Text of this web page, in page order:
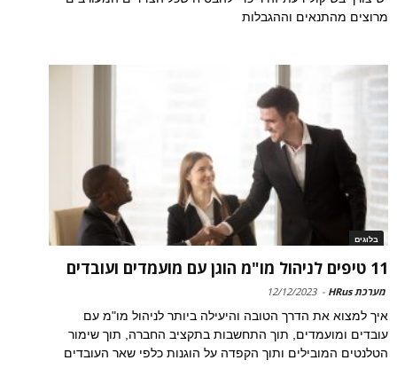
מרוצים מהתנאים וההגבלות
בלוגים
11 טיפים לניהול מו"מ הוגן עם מועמדים ועובדים
מערכת HRus -
12/12/2023
איך למצוא את הדרך הטובה והיעילה ביותר לניהול מו"מ עם
עובדים ומועמדים, תוך התחשבות בתקציב החברה, תוך שימור
הטלנטים המובילים ותוך הקפדה על הוגנות כלפי שאר העובדים